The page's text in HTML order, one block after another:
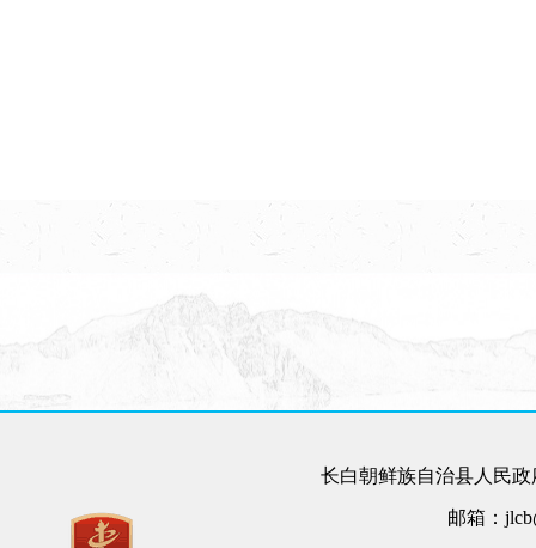
长白朝鲜族自治县人民
邮箱：